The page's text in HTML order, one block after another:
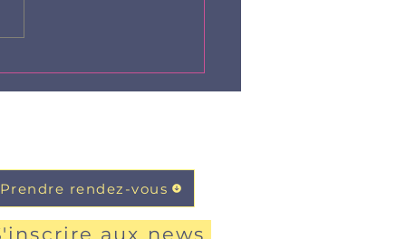
Prendre rendez-vous
aux news